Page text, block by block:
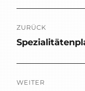
ZURÜCK
Vorheriger
WEITER